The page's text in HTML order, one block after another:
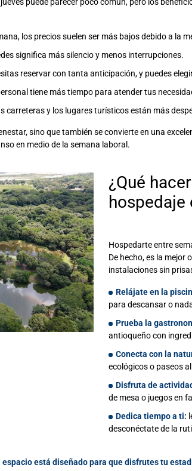
los precios suelen ser más bajos debido a la
significa más silencio y menos interrupciones.
reservar con tanta anticipación, y puedes
tiene más tiempo para atender tus
carreteras y los lugares turísticos están más
sino que también se convierte en una
en medio de la semana laboral.
¿Qué
hospedaje
Hospedarte entre
De hecho, es la
instalaciones sin
Relájate en la
para descansar o
Prueba la
antioqueño con
Conecta con la
ecológicos o paseos
Disfruta de
de mesa o juegos en
Dedica tiempo a ti:
desconéctate de la
está diseñado para que disfrutes tu